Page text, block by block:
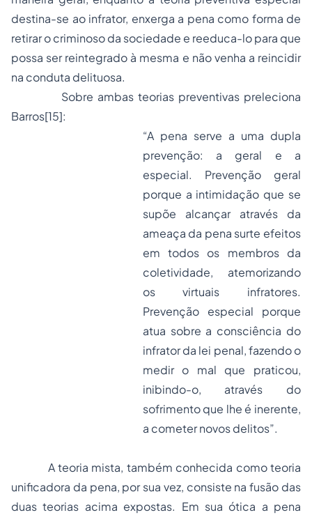
destina-se ao infrator, enxerga a pena como forma de
retirar o criminoso da sociedade e reeduca-lo para que
possa ser reintegrado à mesma e não venha a reincidir
na conduta delituosa.
Sobre ambas teorias preventivas preleciona
Barros[15]:
“A pena serve a uma dupla
prevenção: a geral e a
especial. Prevenção geral
porque a intimidação que se
supõe alcançar através da
ameaça da pena surte efeitos
em todos os membros da
coletividade, atemorizando
os virtuais infratores.
Prevenção especial porque
atua sobre a consciência do
infrator da lei penal, fazendo o
medir o mal que praticou,
inibindo-o, através do
sofrimento que lhe é inerente,
a cometer novos delitos”.
A teoria mista, também conhecida como teoria
unificadora da pena, por sua vez, consiste na fusão das
duas teorias acima expostas. Em sua ótica a pena